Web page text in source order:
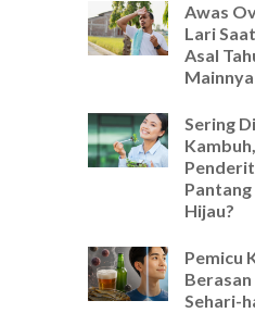
Awas
Lari
Asal
Mainnya
Sering
Hijau?
Pemicu
Sehari-